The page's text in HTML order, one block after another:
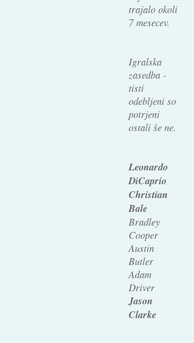
trajalo okoli
7 mesecev.
Igralska
zasedba -
tisti
odebljeni so
potrjeni
ostali še ne.
Leonardo
DiCaprio
Christian
Bale
Bradley
Cooper
Austin
Butler
Adam
Driver
Jason
Clarke